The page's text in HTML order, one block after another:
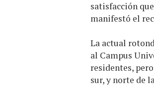
satisfacción
manifestó el
La actual
al Campus
residentes,
sur, y norte de